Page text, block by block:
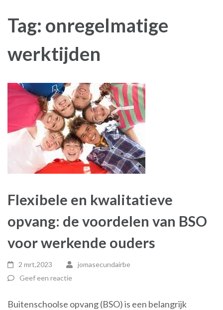
Tag: onregelmatige
werktijden
Flexibele en kwalitatieve
opvang: de voordelen van BSO
voor werkende ouders
2 mrt,2023
jomasecundairbe
Geef een reactie
Buitenschoolse opvang (BSO) is een belangrijk